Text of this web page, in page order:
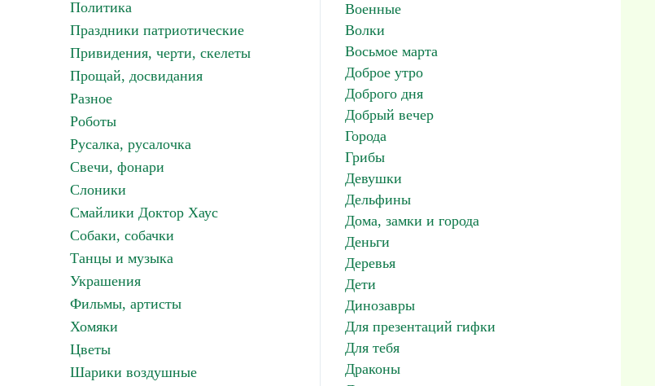
Политика
Праздники патриотические
Привидения, черти, скелеты
Прощай, досвидания
Разное
Роботы
Русалка, русалочка
Свечи, фонари
Слоники
Смайлики Доктор Хаус
Собаки, собачки
Танцы и музыка
Украшения
Фильмы, артисты
Хомяки
Цветы
Шарики воздушные
Военные
Волки
Восьмое марта
Доброе утро
Доброго дня
Добрый вечер
Города
Грибы
Девушки
Дельфины
Дома, замки и города
Деньги
Деревья
Дети
Динозавры
Для презентаций гифки
Для тебя
Драконы